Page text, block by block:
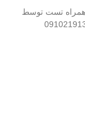
همراه تست توسط